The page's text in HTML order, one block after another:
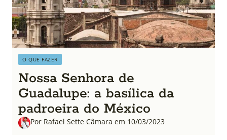
O QUE FAZER
Nossa Senhora de
Guadalupe: a basílica da
padroeira do México
Por Rafael Sette Câmara em 10/03/2023